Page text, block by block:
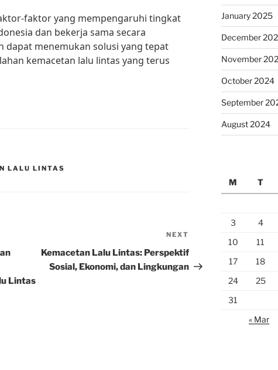
faktor yang mempengaruhi tingkat
dan bekerja sama secara
dapat menemukan solusi yang tepat
kemacetan lalu lintas yang terus
LALU LINTAS
Lintas
Post
NEXT
Kemacetan Lalu Lintas: Perspektif
Sosial, Ekonomi, dan Lingkungan
January 2025
December
November
October 2024
September
August 2024
M
T
3
4
10
11
17
18
24
25
31
« Mar